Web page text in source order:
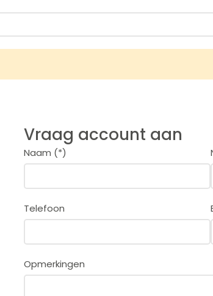
Vraag account aan
Naam (*)
Telefoon
Opmerkingen